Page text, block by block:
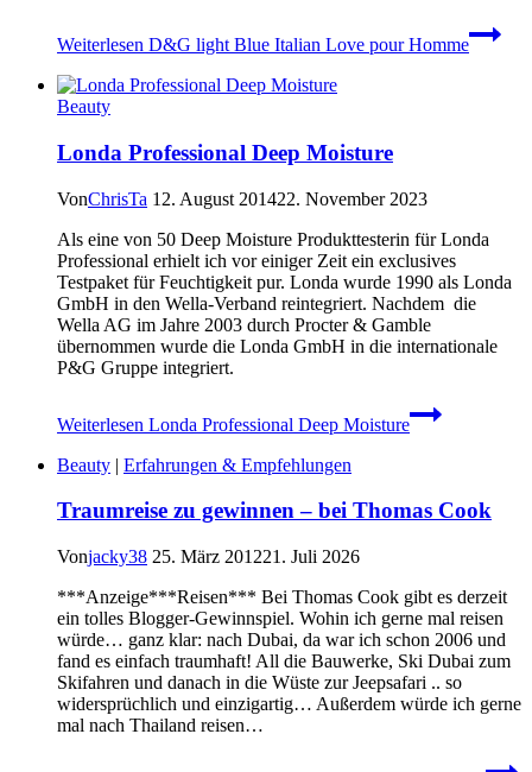
Weiterlesen D&G light Blue Italian Love pour Homme
Beauty
Londa Professional Deep Moisture
VonChrisTa 12. August 201422. November 2023
Als eine von 50 Deep Moisture Produkttesterin für Londa
Professional erhielt ich vor einiger Zeit ein exclusives
Testpaket für Feuchtigkeit pur. Londa wurde 1990 als Londa
GmbH in den Wella-Verband reintegriert. Nachdem die
Wella AG im Jahre 2003 durch Procter & Gamble
übernommen wurde die Londa GmbH in die internationale
P&G Gruppe integriert.
Weiterlesen Londa Professional Deep Moisture
Beauty | Erfahrungen & Empfehlungen
Traumreise zu gewinnen – bei Thomas Cook
Vonjacky38 25. März 201221. Juli 2026
***Anzeige***Reisen*** Bei Thomas Cook gibt es derzeit
ein tolles Blogger-Gewinnspiel. Wohin ich gerne mal reisen
würde… ganz klar: nach Dubai, da war ich schon 2006 und
fand es einfach traumhaft! All die Bauwerke, Ski Dubai zum
Skifahren und danach in die Wüste zur Jeepsafari .. so
widersprüchlich und einzigartig… Außerdem würde ich gerne
mal nach Thailand reisen…